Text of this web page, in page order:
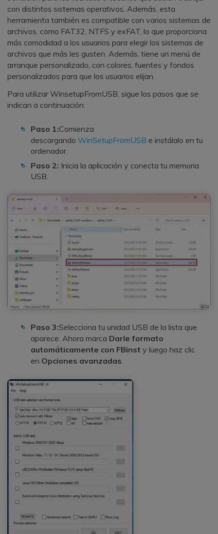
con distintos sistemas operativos. Además, esta
herramienta también es compatible con varios sistemas de
archivos, como FAT32, NTFS y exFAT, lo que proporciona
más comodidad a los usuarios para elegir los sistemas de
archivos que más les gusten. Además, tiene un menú de
arranque personalizado, con colores, fuentes y fondos
personalizados para que los usuarios elijan.
Para utilizar WinsetupFromUSB, sigue los pasos que se
indican a continuación:
Paso 1:Comienza
descargando WinSetupFromUSB e instálalo en tu
ordenador.
Paso 2: Inicia la aplicación y conecta tu memoria
USB.
Paso 3:Selecciona tu unidad USB de la lista que
aparece. Ahora marca Darle formato
automáticamente con FBinst y luego haz clic
en Opciones avanzadas.